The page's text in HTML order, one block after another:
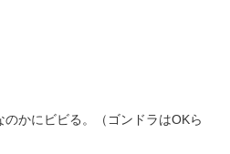
かにビビる。（ゴンドラはOKら